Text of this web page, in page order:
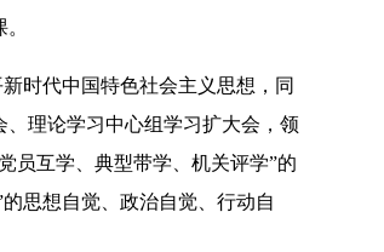
时代中国特色社会主义思想，同
理论学习中心组学习扩大会，领
员互学、典型带学、机关评学”的
思想自觉、政治自觉、行动自